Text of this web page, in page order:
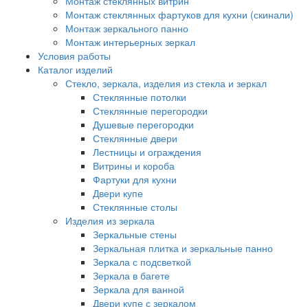
Монтаж стеклянных фартуков для кухни (скинали)
Монтаж зеркального панно
Монтаж интерьерных зеркал
Условия работы
Каталог изделий
Стекло, зеркала, изделия из стекла и зеркал
Стеклянные потолки
Стеклянные перегородки
Душевые перегородки
Стеклянные двери
Лестницы и ограждения
Витрины и короба
Фартуки для кухни
Двери купе
Стеклянные столы
Изделия из зеркала
Зеркальные стены
Зеркальная плитка и зеркальные панно
Зеркала с подсветкой
Зеркала в багете
Зеркала для ванной
Двери купе с зеркалом